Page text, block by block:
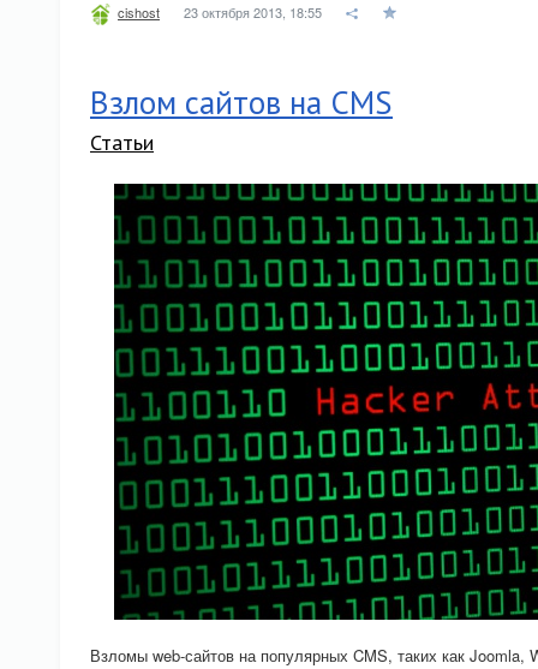
cishost 23 октября 2013, 18:55
Взлом сайтов на CMS
Статьи
Взломы web-сайтов на популярных CMS, таких как Joomla,